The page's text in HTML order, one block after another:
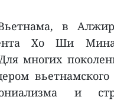
в
Хо Ши
многих
и